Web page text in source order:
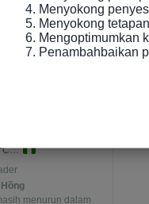
4. Menyokong
5. Menyokong
6. Mengoptimumkan
7. Penambahbaikan